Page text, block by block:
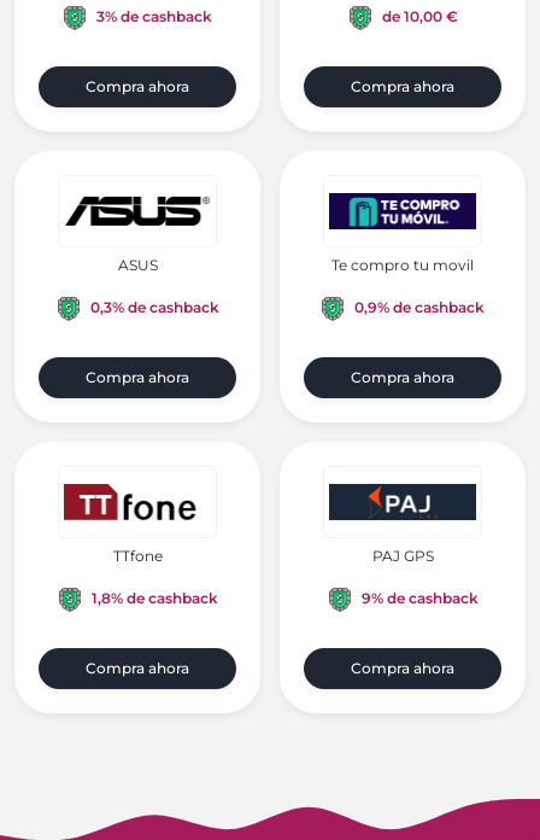
3% de cashback
Compra ahora
de 10,00 €
Compra ahora
ASUS
0,3% de cashback
Compra ahora
Te compro tu movil
0,9% de cashback
Compra ahora
TTfone
1,8% de cashback
Compra ahora
PAJ GPS
9% de cashback
Compra ahora